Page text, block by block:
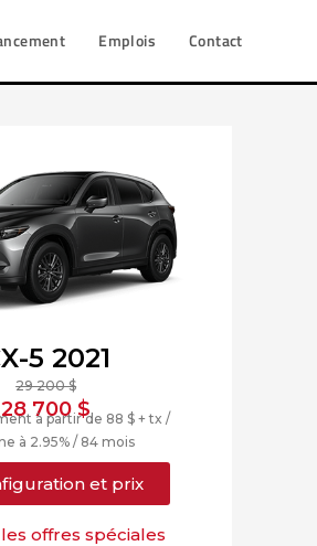
Emplois Contact
5 2021
29 200 $
28 700 $
à partir de 88 $ + tx /
à 2.95% / 84 mois
et prix
offres spéciales